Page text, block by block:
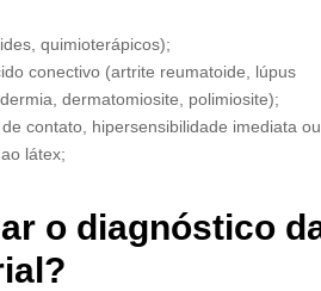
quimioterápicos);
conectivo (artrite reumatoide, lúpus
dermatomiosite, polimiosite);
contato, hipersensibilidade imediata ou
látex;
o diagnóstico